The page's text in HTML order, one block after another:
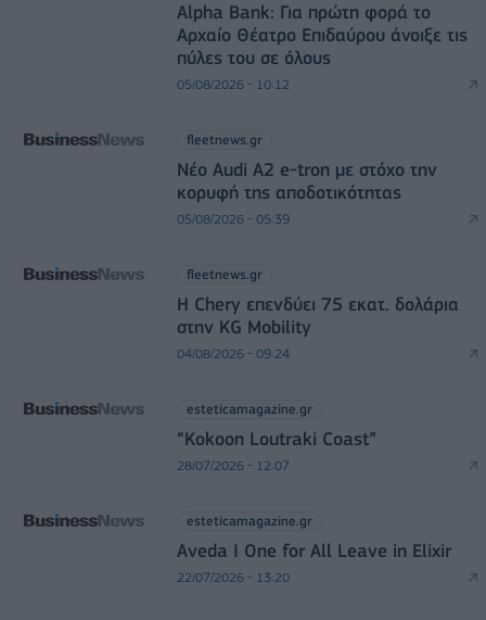
Alpha Bank: Για πρώτη φορά το
Αρχαίο Θέατρο Επιδαύρου άνοιξε τις
πύλες του σε όλους
05/08/2026 - 10:12
fleetnews.gr
Νέο Audi A2 e-tron με στόχο την
κορυφή της αποδοτικότητας
05/08/2026 - 05:39
fleetnews.gr
Η Chery επενδύει 75 εκατ. δολάρια
στην KG Mobility
04/08/2026 - 09:24
esteticamagazine.gr
“Kokoon Loutraki Coast”
28/07/2026 - 12:07
esteticamagazine.gr
Aveda I One for All Leave in Elixir
22/07/2026 - 13:20